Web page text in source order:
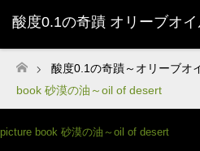
酸度0.1の奇蹟 オリーブオ
ジョ・デ・タベルナス0.1』
Sherry-
ホーム
酸度0.1の奇蹟～オリーブオ
book 砂漠の油～oil of desert
picture book 砂漠の油～oil of desert